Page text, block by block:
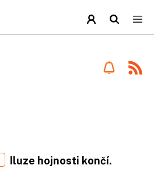
Iluze hojnosti končí.